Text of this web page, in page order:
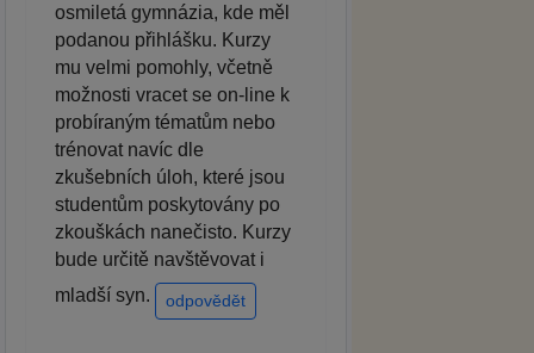
osmiletá gymnázia, kde měl
podanou přihlášku. Kurzy
mu velmi pomohly, včetně
možnosti vracet se on-line k
probíraným tématům nebo
trénovat navíc dle
zkušebních úloh, které jsou
studentům poskytovány po
zkouškách nanečisto. Kurzy
bude určitě navštěvovat i
mladší syn.
odpovědět